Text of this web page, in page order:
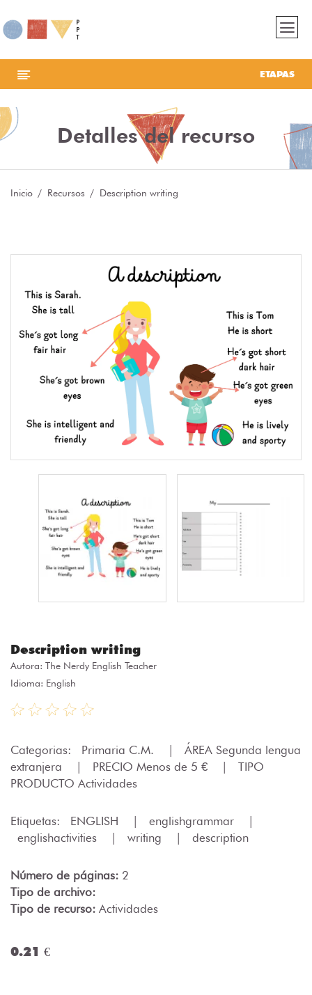
ETAPAS
Detalles del recurso
Inicio Recursos Description writing
Description writing
Autora: The Nerdy English Teacher
Idioma: English
Categorias: Primaria C.M. |
ÁREA Segunda lengua
extranjera
| PRECIO Menos de 5 € |
TIPO
PRODUCTO Actividades
Etiquetas: ENGLISH | englishgrammar
|
englishactivities
| writing | description
Número de páginas: 2
Tipo de archivo:
Tipo de recurso: Actividades
0.21 €